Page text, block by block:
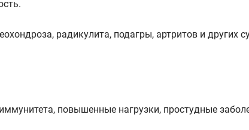
радикулита, подагры, артритов и других
повышенные нагрузки, простудные